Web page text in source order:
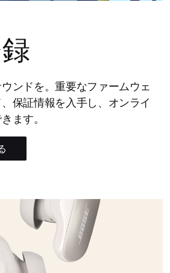
ンドを。重要なファームウェ
保証情報を入手し、オンライ
ます。